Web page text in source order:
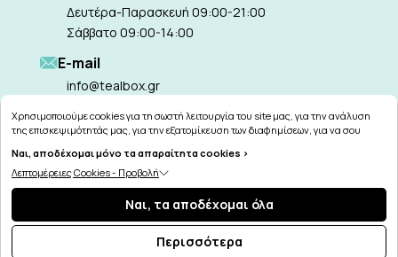
Δευτέρα-Παρασκευή 09:00-21:00
Σάββατο 09:00-14:00
Ε-mail
info@tealbox.gr
Copyright © 2026
Χρησιμοποιούμε cookies για τη σωστή λειτουργία του site μας, για την ανάλυση
της επισκεψιμότητάς μας, για την εξατομίκευση των διαφημίσεων, για να σου
μας εύκολα! Μπορείς να δεις τη πολιτική μας για τα cookies
Ναι, αποδέχομαι μόνο τα απαραίτητα cookies >
Λεπτομέρειες Cookies - Προβολή
Ναι, τα αποδέχομαι όλα
Περισσότερα